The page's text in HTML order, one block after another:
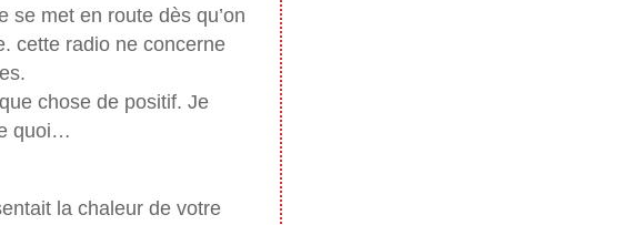
se met en route dès qu’on
cette radio ne concerne
chose de positif. Je
quoi…
la chaleur de votre